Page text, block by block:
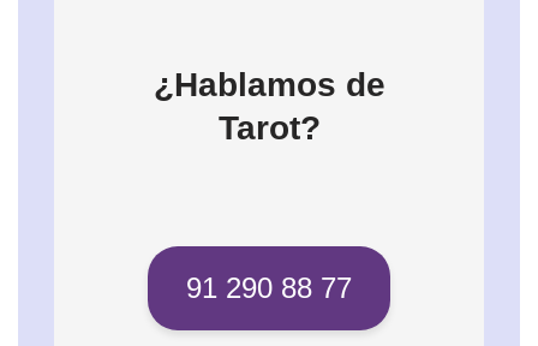
¿Hablamos de
Tarot?
91 290 88 77